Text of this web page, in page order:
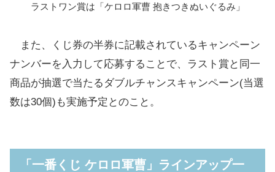
ラストワン賞は「ケロロ軍曹 抱きつきぬいぐるみ」
また、くじ券の半券に記載されているキャンペーン
ナンバーを入力して応募することで、ラスト賞と同一
商品が抽選で当たるダブルチャンスキャンペーン(当選
数は30個)も実施予定とのこと。
「一番くじ ケロロ軍曹」ラインアップ一